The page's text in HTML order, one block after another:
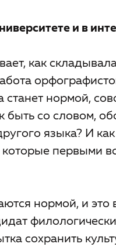
и в
как
станет нормой,
быть со словом,
языка? И как
первыми
нормой, и это
сохранить